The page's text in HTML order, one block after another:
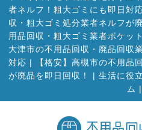
者ネルフ！粗大ゴミにも即日対
収・粗大ゴミ処分業者ネルフが
用品回収・粗大ゴミ業者ポケッ
大津市の不用品回収・廃品回収
対応 |
【格安】高槻市の不用品
が廃品を即日回収！
| 生活に役
ム |